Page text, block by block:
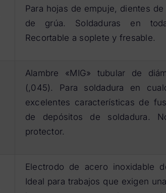
Para hojas de empuje, dientes
de grúa. Soldaduras en
Recortable a soplete y fresable.
Alambre «MIG» tubular de
(,045). Para soldadura en
excelentes características de
de depósitos de soldadura.
protector.
Electrodo de acero inoxidable
Ideal para trabajos que exigen